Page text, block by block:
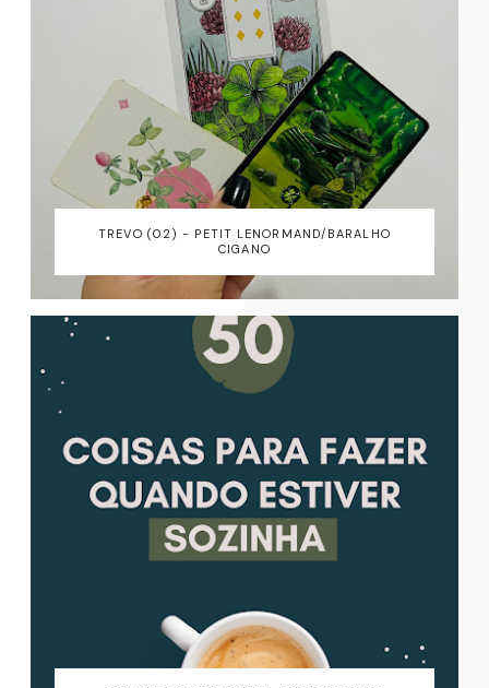
TREVO (02) - PETIT LENORMAND/BARALHO
CIGANO